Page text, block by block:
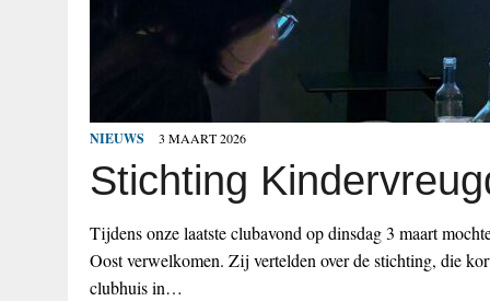
NIEUWS 3 MAART 2026
Stichting
Tijdens onze laatste clubavond op dinsdag 3 maart
Oost verwelkomen. Zij vertelden over de stichting, die
clubhuis in…